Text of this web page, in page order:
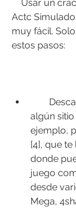
Actc
muy fácil.
estos pasos:
algún
ejemplo,
[4], que te
donde
juego
desde
Mega,